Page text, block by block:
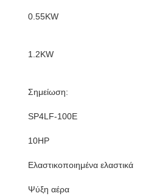
0.55KW
1.2KW
Σημείωση:
SP4LF-100E
10HP
Ελαστικοποιημένα ελαστικά
Ψύξη αέρα